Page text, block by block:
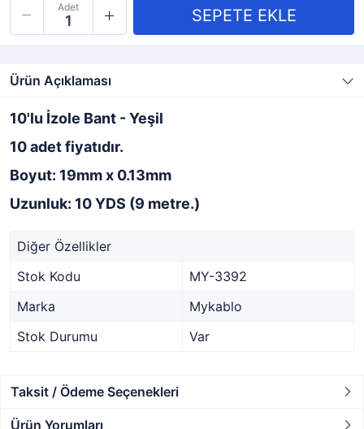
Adet
Ürün Açıklaması
10'lu İzole Bant - Yeşil
10 adet fiyatıdır.
Boyut: 19mm x 0.13mm
Uzunluk: 10 YDS (9 metre.)
Diğer Özellikler
Stok Kodu
MY-3392
Marka
Mykablo
Stok Durumu
Var
Taksit / Ödeme Seçenekleri
Ürün Yorumları